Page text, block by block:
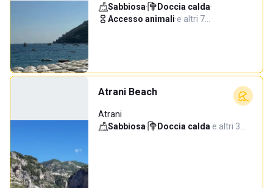
Sabbiosa· Doccia calda·
Accesso animali·e altri 7…
Atrani Beach
Atrani
Sabbiosa· Doccia calda·e altri 3…